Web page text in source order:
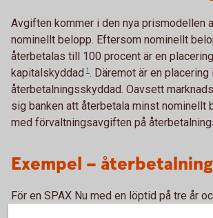
Avgiften kommer i den nya prismodellen
nominellt belopp. Eftersom nominellt
återbetalas till 100 procent är en
kapitalskyddad 1. Däremot är en placering
återbetalningsskyddad. Oavsett
sig banken att återbetala minst nominellt
med förvaltningsavgiften på
Exempel –
För en SPAX Nu med en löptid på tre år